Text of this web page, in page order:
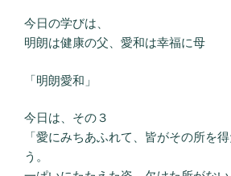
今日の学びは、
明朗は健康の父、愛和は幸福に母
「明朗愛和」
今日は、その３
「愛にみちあふれて、皆がその所を
う。